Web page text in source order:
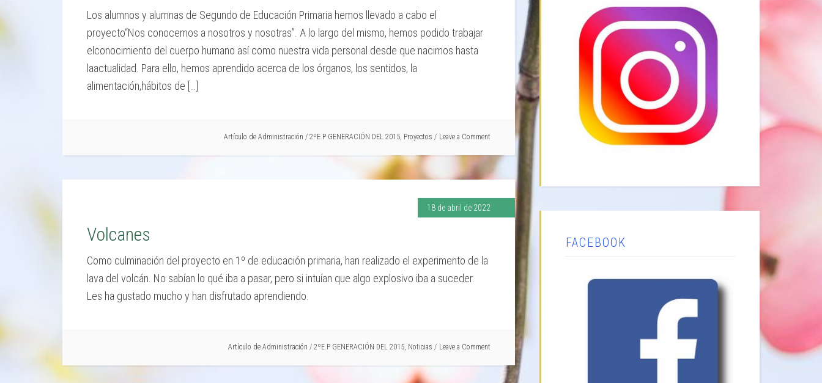
Los alumnos y alumnas de Segundo de Educación Primaria hemos llevado a cabo el
proyecto“Nos conocemos a nosotros y nosotras”. A lo largo del mismo, hemos podido trabajar
elconocimiento del cuerpo humano así como nuestra vida personal desde que nacimos hasta
laactualidad. Para ello, hemos aprendido acerca de los órganos, los sentidos, la
alimentación,hábitos de […]
Artículo de Administración / 2ºE.P GENERACIÓN DEL 2015, Proyectos Leave a Comment
18 de abril de 2022
Volcanes
Como culminación del proyecto en 1º de educación primaria, han realizado el experimento de la
lava del volcán. No sabían lo qué iba a pasar, pero si intuían que algo explosivo iba a suceder.
Les ha gustado mucho y han disfrutado aprendiendo.
Artículo de Administración / 2ºE.P GENERACIÓN DEL 2015, Noticias Leave a Comment
FACEBOOK